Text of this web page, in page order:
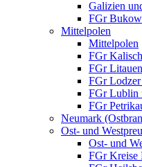
Galizien
FGr
Mittelpolen
Mittelpolen
FGr Kalisch
FGr Litauen
FGr
FGr Lublin
FGr
Neumark
Ost- und
Ost- und
FGr Kreise